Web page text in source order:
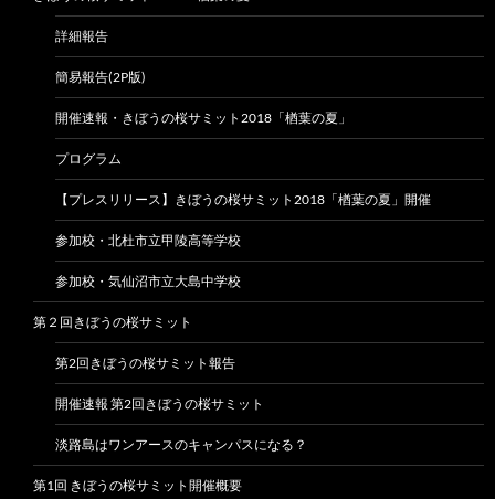
詳細報告
簡易報告(2P版)
開催速報・きぼうの桜サミット2018「楢葉の夏」
プログラム
【プレスリリース】きぼうの桜サミット2018「楢葉の夏」開催
参加校・北杜市立甲陵高等学校
参加校・気仙沼市立大島中学校
第２回きぼうの桜サミット
第2回きぼうの桜サミット報告
開催速報 第2回きぼうの桜サミット
淡路島はワンアースのキャンパスになる？
第1回 きぼうの桜サミット開催概要